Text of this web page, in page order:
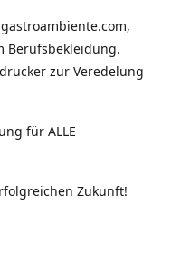
Berufsbekleidung.
zur Veredelung
für ALLE
Zukunft!